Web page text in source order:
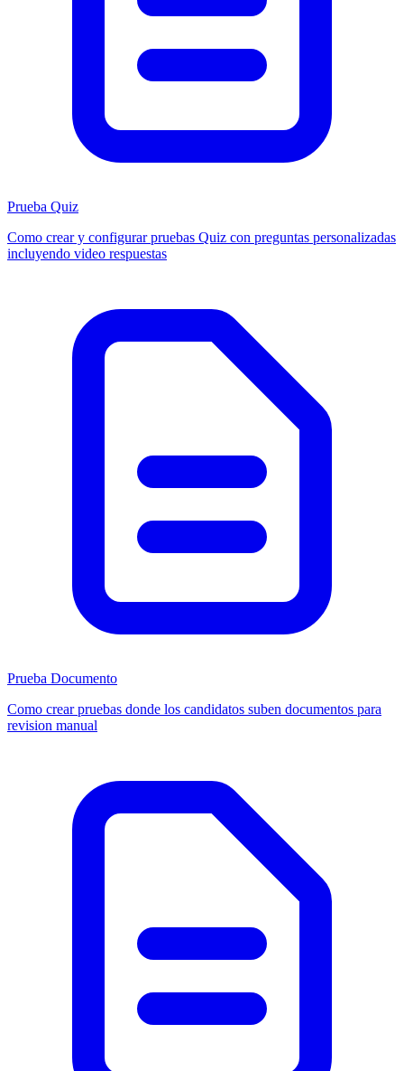
Prueba Quiz
Como crear y configurar pruebas Quiz con preguntas personalizadas
incluyendo video respuestas
Prueba Documento
Como crear pruebas donde los candidatos suben documentos para
revision manual